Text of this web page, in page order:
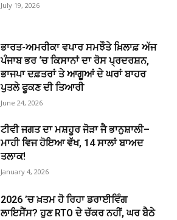
July 19, 2026
ਭਾਰਤ-ਅਮਰੀਕਾ ਵਪਾਰ ਸਮਝੌਤੇ ਖ਼ਿਲਾਫ਼ ਅੱਜ
ਪੰਜਾਬ ਭਰ ‘ਚ ਕਿਸਾਨਾਂ ਦਾ ਰੋਸ ਪ੍ਰਦਰਸ਼ਨ,
ਭਾਜਪਾ ਦਫ਼ਤਰਾਂ ਤੇ ਆਗੂਆਂ ਦੇ ਘਰਾਂ ਬਾਹਰ
ਪੁਤਲੇ ਫੂਕਣ ਦੀ ਤਿਆਰੀ
June 24, 2026
ਟੀਵੀ ਜਗਤ ਦਾ ਮਸ਼ਹੂਰ ਜੋੜਾ ਜੈ ਭਾਨੁਸ਼ਾਲੀ–
ਮਾਹੀ ਵਿਜ ਹੋਇਆ ਵੱਖ, 14 ਸਾਲਾਂ ਬਾਅਦ
ਤਲਾਕ!
January 4, 2026
2026 ’ਚ ਖ਼ਤਮ ਹੋ ਰਿਹਾ ਡਰਾਈਵਿੰਗ
ਲਾਇਸੈਂਸ? ਹੁਣ RTO ਦੇ ਚੱਕਰ ਨਹੀਂ, ਘਰ ਬੈਠੇ